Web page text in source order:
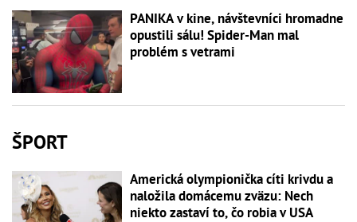
PANIKA v kine, návštevníci hromadne
opustili sálu! Spider-Man mal
problém s vetrami
ŠPORT
Americká olympionička cíti krivdu a
naložila domácemu zväzu: Nech
niekto zastaví to, čo robia v USA